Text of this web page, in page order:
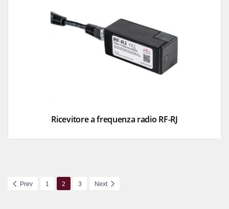
Ricevitore a frequenza radio RF-RJ
Prev 1 2 3 Next